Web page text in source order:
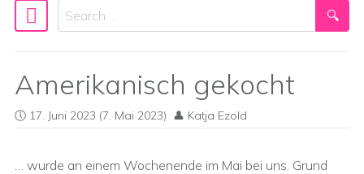
Main Navigation
Search
Amerikanisch gekocht
17. Juni 2023 (7. Mai 2023) Katja Ezold
… wurde an einem Wochenende im Mai bei uns. Grund